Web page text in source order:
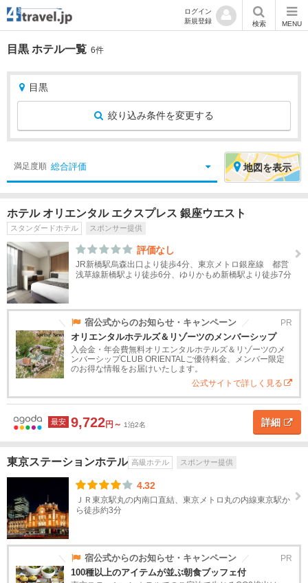
ログイン
新規登録
検索 MENU
目黒 ホテル一覧 6件
目黒
絞り込み条件を変更する
り
み
条
件
泊
地
黒
タ
プ
タ
ン
ー
ド
ホ
テ
級
ホ
ル
館
級
旅
ン
シ
ン
宿
別
荘
リ
を
選
択
海
道
東
茨
栃
群
馬
埼
満足度順 総合評価 地図を表示
ホテル オリエンタル エクスプレス 銀座ウエスト
スタンダードホテル スポンサー提供
評価なし
JR新橋駅烏森出口より徒歩4分、東京メトロ銀座線 都営
浅草線新橋駅より徒歩6分、ゆりかもめ新橋駅より徒歩7分
宿公式からのお知らせ・キャンペーン PR
オリエンタルホテルズ＆リゾーツのメンバーシップ
入会金・年会費無料オリエンタルホテルズ＆リゾーツのメ
ンバーシップCLUB ORIENTALご優待料金、メンバー限定
のお得な情報をお届けいたします。
公式サイトで詳しく見る
最安 9,722円～ 1泊2名 詳細
東京ステーションホテル 高級ホテル スポンサー提供
4.32
ＪＲ東京駅丸の内南口直結、東京メトロ丸の内線東京駅か
ら徒歩約3分
宿公式からのお知らせ・キャンペーン PR
100種以上のアイテムが並ぶ朝食ブッフェ付